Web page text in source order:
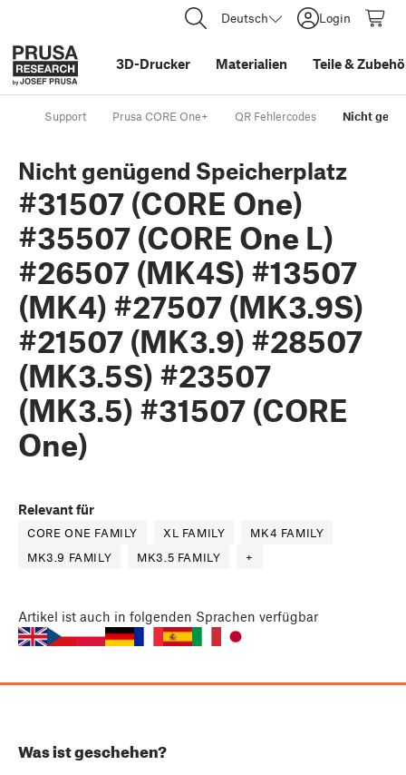
Deutsch Login
3D-Drucker Materialien Teile&
Support Prusa CORE One+ QR Fehlercodes Nicht
Nicht genügend Speicherplatz
#31507 (CORE One)
#35507 (CORE One L)
#26507 (MK4S) #13507
(MK4) #27507 (MK3.9S)
#21507 (MK3.9) #28507
(MK3.5S) #23507
(MK3.5) #31507 (CORE
One)
Relevant für
CORE ONE FAMILY XL FAMILY
MK4 FAMILY
MK3.9 FAMILY
MK3.5 FAMILY +
Artikel ist auch in folgenden Sprachen verfügbar
Was ist geschehen?